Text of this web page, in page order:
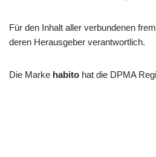
Für den Inhalt aller verbundenen
deren Herausgeber verantwortlich.
Die Marke habito hat die DPMA